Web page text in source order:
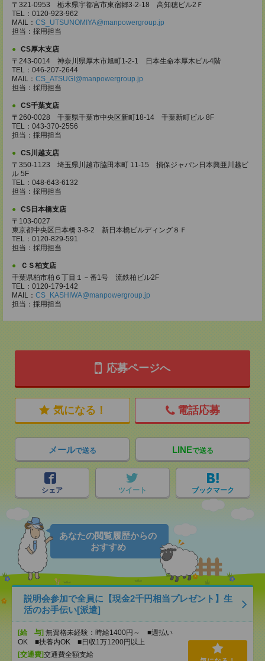
〒321-0953 栃木県宇都宮市東宿郷3-2-18 高知穂ビル2Ｆ
TEL：0120-923-962
MAIL： CS_UTSUNOMIYA@manpowergroup.jp
担当：採用担当
CS厚木支店
〒243-0014 神奈川県厚木市旭町1-2-1 日本生命本厚木ビル4階
TEL：046-207-2644
MAIL： CS_ATSUGI@manpowergroup.jp
担当：採用担当
CS千葉支店
〒260-0028 千葉県千葉市中央区新町18-14 千葉新町ビル 8F
TEL：043-370-2556
担当：採用担当
CS川越支店
〒350-1123 埼玉県川越市脇田本町 11-15 損保ジャパン日本興亜川越ビ
ル 5F
TEL：048-643-6132
担当：採用担当
CS日本橋支店
〒103-0027
東京都中央区日本橋 3-8-2 新日本橋ビルディング８Ｆ
TEL：0120-829-591
担当：採用担当
ＣＳ柏支店
千葉県柏市柏６丁目１－番1号 流鉄柏ビル2F
TEL：0120-179-142
MAIL： CS_KASHIWA@manpowergroup.jp
担当：採用担当
応募ページへ
気になる！ 電話応募
メールで送る LINEで送る
シェア ツイート ブックマーク
あなたの閲覧履歴からの
おすすめ
説明会参加で全員に【現金2千円相当プレゼント】生
活のお手伝い[派遣]
[給 与] 無資格未経験：時給1400円～ ■週払い
OK ■扶養内OK ■日収1万1200円以上
[交通費]交通費全額支給